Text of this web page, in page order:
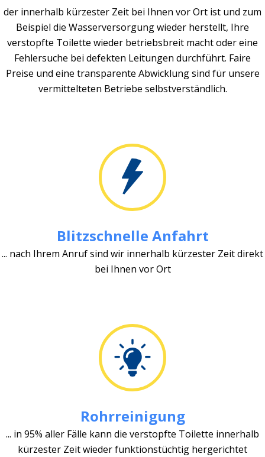
der innerhalb kürzester Zeit bei Ihnen vor Ort ist und zum
Beispiel die Wasserversorgung wieder herstellt, Ihre
verstopfte Toilette wieder betriebsbreit macht oder eine
Fehlersuche bei defekten Leitungen durchführt. Faire
Preise und eine transparente Abwicklung sind für unsere
vermittelteten Betriebe selbstverständlich.
Blitzschnelle Anfahrt
... nach Ihrem Anruf sind wir innerhalb kürzester Zeit direkt
bei Ihnen vor Ort
Rohrreinigung
... in 95% aller Fälle kann die verstopfte Toilette innerhalb
kürzester Zeit wieder funktionstüchtig hergerichtet